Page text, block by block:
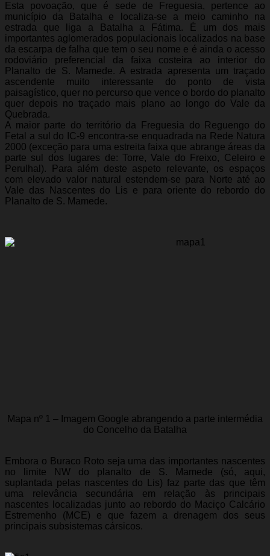
Esta povoação, que é sede de Freguesia, pertence ao
município da Batalha e localiza-se a meio caminho na
estrada que liga a Batalha a Fátima. É um dos mais
importantes aglomerados populacionais localizados na base
da escarpa de falha que tem o seu nome e é ainda o acesso
rodoviário preferencial da faixa costeira ao interior do
Planalto de S. Mamede. A estrada apresenta um traçado
ascendente muito interessante do ponto de vista
paisagístico, quer no percurso que vence o bordo do planalto
quer depois no traçado mais plano ao longo do Vale da
Quebrada.
A maior parte do território da Freguesia do Reguengo do
Fetal a sul do IC-9 encontra-se enquadrada na Rede Natura
2000 (exceção para uma estreita faixa que abrange áreas da
parte sul dos lugares de: Torre, Vale do Freixo, Celeiro e
Perulhal). Para além deste aspeto relevante, os espaços
com elevado valor natural estendem-se para Norte até ao
Vale das Nascentes do Lis e para oriente do rebordo do
Planalto de S. Mamede.
Mapa nº 1 – Imagem Google abrangendo a parte intermédia
do Concelho da Batalha
Embora o Buraco Roto seja uma das importantes nascentes
no limite NW do planalto de S. Mamede (só, aqui,
suplantada pelas nascentes do Lis) faz parte das que têm
uma relevância secundária em relação às principais
nascentes localizadas junto ao rebordo do Maciço Calcário
Estremenho (MCE) e que fazem a drenagem dos seus
principais subsistemas cársicos.